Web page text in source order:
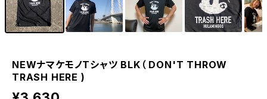
NEWナマケモノTシャツ BLK（ DON'T THROW
TRASH HERE )